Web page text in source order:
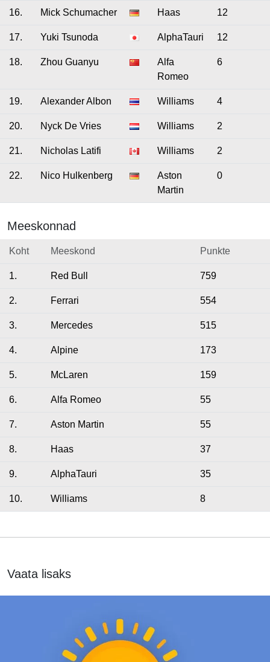
16. Mick Schumacher Haas 12
17. Yuki Tsunoda AlphaTauri 12
18. Zhou Guanyu
Alfa
Romeo
6
19. Alexander Albon Williams 4
20. Nyck De Vries Williams 2
21. Nicholas Latifi Williams 2
22. Nico Hulkenberg
Aston
Martin
0
Meeskonnad
Koht Meeskond Punkte
1. Red Bull 759
2. Ferrari 554
3. Mercedes 515
4. Alpine 173
5. McLaren 159
6. Alfa Romeo 55
7. Aston Martin 55
8. Haas 37
9. AlphaTauri 35
10. Williams 8
Vaata lisaks